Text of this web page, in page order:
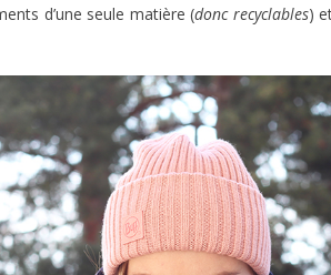
d’une seule matière (donc recyclables)